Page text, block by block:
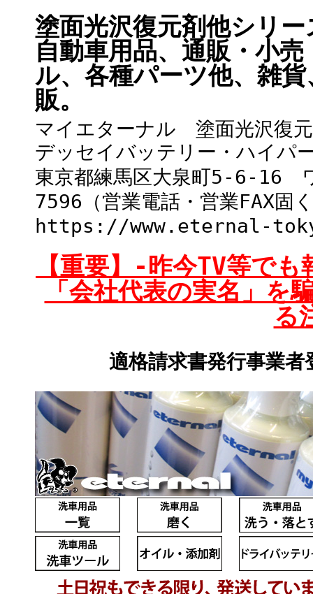
塗面光沢復元剤他シリ
自動車用品、通販・小
ル、各種パーツ他、雑
販。
マイエターナル 塗面光沢復
デッセイバッテリー・ハイパ
東京都練馬区大泉町5-6-16
7596（営業電話・営業FAX固
https://www.eternal-
【重要】-昨今TV等で
「会社代表の実名」を
る
適格請求書発行事業